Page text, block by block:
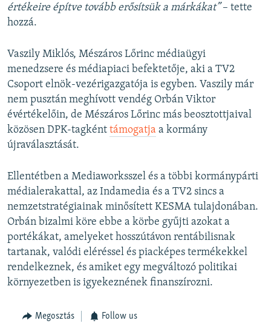
értékeire építve tovább erősítsük a márkákat”– tette
hozzá.
Vaszily Miklós, Mészáros Lőrinc médiaügyi
menedzsere és médiapiaci befektetője, aki a TV2
Csoport elnök-vezérigazgatója is egyben. Vaszily már
nem pusztán meghívott vendég Orbán Viktor
évértékelőin, de Mészáros Lőrinc más beosztottjaival
közösen DPK-tagként támogatja a kormány
újraválasztását.
Ellentétben a Mediaworksszel és a többi kormánypárti
médialerakattal, az Indamedia és a TV2 sincs a
nemzetstratégiainak minősített KESMA tulajdonában.
Orbán bizalmi köre ebbe a körbe gyűjti azokat a
portékákat, amelyeket hosszútávon rentábilisnak
tartanak, valódi eléréssel és piacképes termékekkel
rendelkeznek, és amiket egy megváltozó politikai
környezetben is igyekeznének finanszírozni.
Megosztás Follow us